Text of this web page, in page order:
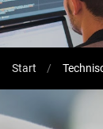
Start